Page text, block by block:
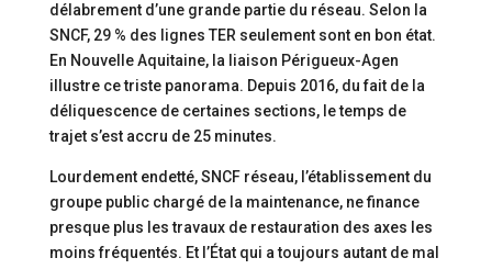
délabrement d’une grande partie du réseau. Selon la
SNCF, 29 % des lignes TER seulement sont en bon état.
En Nouvelle Aquitaine, la liaison Périgueux-Agen
illustre ce triste panorama. Depuis 2016, du fait de la
déliquescence de certaines sections, le temps de
trajet s’est accru de 25 minutes.
Lourdement endetté, SNCF réseau, l’établissement du
groupe public chargé de la maintenance, ne finance
presque plus les travaux de restauration des axes les
moins fréquentés. Et l’État qui a toujours autant de mal